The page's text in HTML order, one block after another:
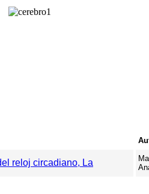
reloj circadiano, La